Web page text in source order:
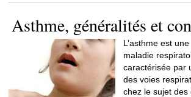
Asthme, généralités et
L’asthme est une
maladie
caractérisée par
des voies
chez le sujet des